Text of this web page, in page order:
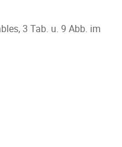
3 Tab. u. 9 Abb. im